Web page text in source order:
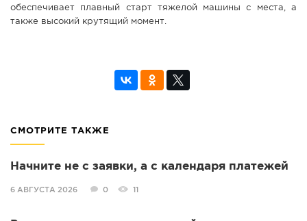
обеспечивает плавный старт тяжелой машины с места, а
также высокий крутящий момент.
СМОТРИТЕ ТАКЖЕ
Начните не с заявки, а с календаря платежей
6 АВГУСТА 2026 0 11